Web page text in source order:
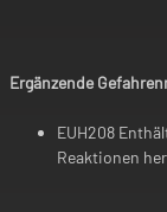
Ergänzende
EUH208
Reaktionen